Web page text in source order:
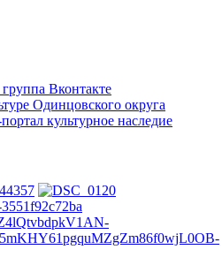
Вконтакте
Одинцовского округа
культурное наследие